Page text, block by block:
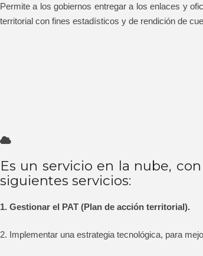
Permite a los gobiernos entregar a los enlaces y
territorial con fines estadísticos y de rendición de
Es un servicio en la nube,
siguientes servicios:
1. Gestionar el PAT (Plan de acción territorial).
2. Implementar una estrategia tecnológica, para